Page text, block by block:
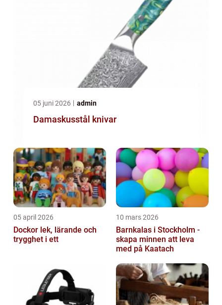
05 juni 2026 admin
Damaskusstål knivar
05 april 2026
Dockor lek, lärande och
trygghet i ett
10 mars 2026
Barnkalas i Stockholm -
skapa minnen att leva
med på Kaatach